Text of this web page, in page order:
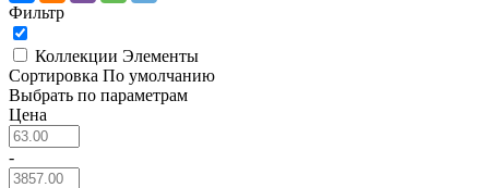
Фильтр
Коллекции Элементы
Сортировка По умолчанию
Выбрать по параметрам
Цена
-